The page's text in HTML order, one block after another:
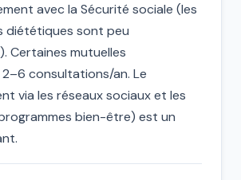
avec la Sécurité sociale (les
diététiques sont peu
Certaines mutuelles
consultations/an. Le
via les réseaux sociaux et les
bien-être) est un